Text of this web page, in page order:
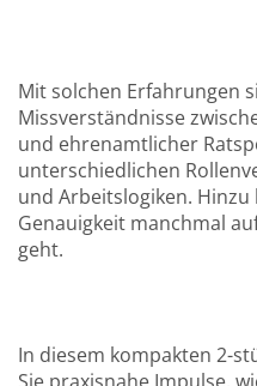
Mit solchen Erfahrungen
Missverständnisse
und ehrenamtlicher
unterschiedlichen
und Arbeitslogiken.
Genauigkeit manchmal
geht.
In diesem kompakten 2-